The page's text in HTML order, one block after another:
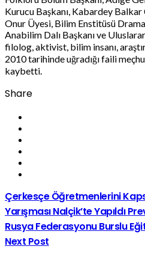
Kurucu Başkanı, Kabardey
Onur Üyesi, Bilim Enstitüsü
Anabilim Dalı Başkanı ve
filolog, aktivist, bilim insanı,
2010 tarihinde uğradığı faili
kaybetti.
Share
Çerkesçe Öğretmenlerini
Yarışması Nalçik’te Yapıldı
Rusya Federasyonu Burslu
Next Post